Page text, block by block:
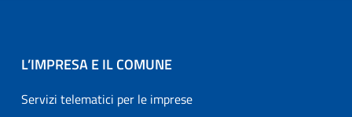
L’IMPRESA E IL COMUNE
Servizi telematici per le imprese